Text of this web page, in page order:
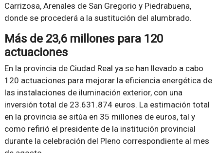
Carrizosa, Arenales de San Gregorio y Piedrabuena,
donde se procederá a la sustitución del alumbrado.
Más de 23,6 millones para 120
actuaciones
En la provincia de Ciudad Real ya se han llevado a cabo
120 actuaciones para mejorar la eficiencia energética de
las instalaciones de iluminación exterior, con una
inversión total de 23.631.874 euros. La estimación total
en la provincia se sitúa en 35 millones de euros, tal y
como refirió el presidente de la institución provincial
durante la celebración del Pleno correspondiente al mes